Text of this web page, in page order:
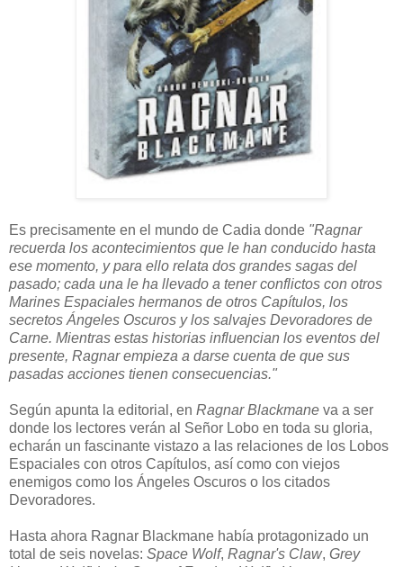
Es precisamente en el mundo de Cadia donde "Ragnar
recuerda los acontecimientos que le han conducido hasta
ese momento, y para ello relata dos grandes sagas del
pasado; cada una le ha llevado a tener conflictos con otros
Marines Espaciales hermanos de otros Capítulos, los
secretos Ángeles Oscuros y los salvajes Devoradores de
Carne. Mientras estas historias influencian los eventos del
presente, Ragnar empieza a darse cuenta de que sus
pasadas acciones tienen consecuencias."
Según apunta la editorial, en Ragnar Blackmane va a ser
donde los lectores verán al Señor Lobo en toda su gloria,
echarán un fascinante vistazo a las relaciones de los Lobos
Espaciales con otros Capítulos, así como con viejos
enemigos como los Ángeles Oscuros o los citados
Devoradores.
Hasta ahora Ragnar Blackmane había protagonizado un
total de seis novelas: Space Wolf, Ragnar's Claw, Grey